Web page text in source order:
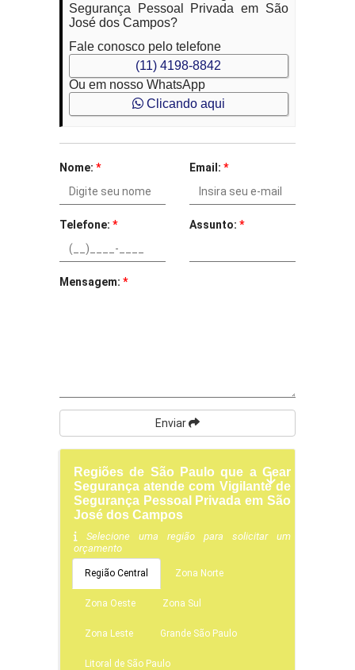
Segurança Pessoal Privada em São
José dos Campos?
Fale conosco pelo telefone
(11) 4198-8842
Ou em nosso WhatsApp
Clicando aqui
Nome: * Email: *
Telefone: * Assunto: *
Mensagem: *
Enviar
Regiões de São Paulo que a Gear
Segurança atende com Vigilante de
Segurança Pessoal Privada em São
José dos Campos
Selecione uma região para solicitar um
orçamento
Região Central Zona Norte
Zona Oeste Zona Sul
Zona Leste Grande São Paulo
Litoral de São Paulo